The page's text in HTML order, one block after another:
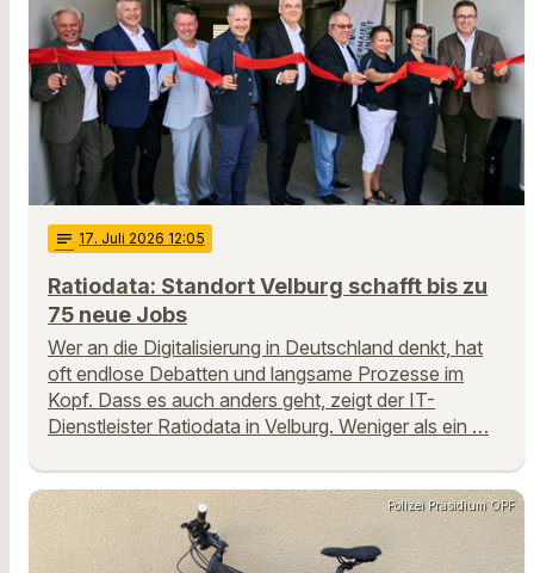
notes 17. Juli 2026 12:05
Ratiodata: Standort Velburg schafft bis zu
75 neue Jobs
Wer an die Digitalisierung in Deutschland denkt, hat
oft endlose Debatten und langsame Prozesse im
Kopf. Dass es auch anders geht, zeigt der IT-
Dienstleister Ratiodata in Velburg. Weniger als ein …
Polizei Präsidium OPF